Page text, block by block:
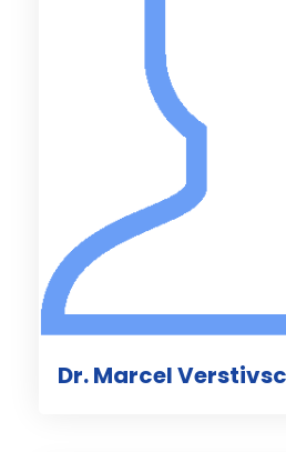
Dr. Marcel